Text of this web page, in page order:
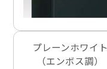
プレーンホワイト
（エンボス調）